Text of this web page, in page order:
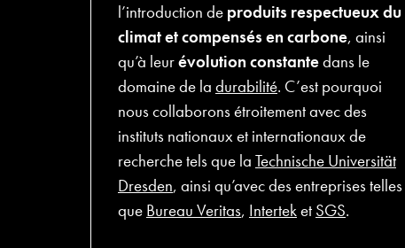
l’introduction de produits respectueux du
climat et compensés en carbone, ainsi
qu’à leurévolution constantedans le
domaine de la durabilité. C’est pourquoi
nous collaborons étroitement avec des
instituts nationaux et internationaux de
recherche tels que la Technische Universität
Dresden, ainsi qu’avec des entreprises telles
que Bureau Veritas, Interteket SGS.